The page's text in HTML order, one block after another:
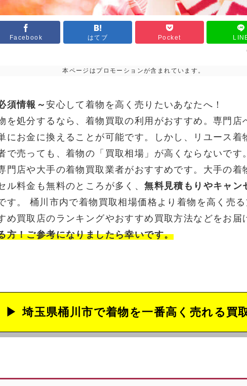
Facebook はてブ Pocket
本ページはプロモーションが含まれています。
須情報～安心して着物を高く売りたいあなたへ！
を処分するなら、着物買取の利用がおすすめ。専門店
にお金に換えることが可能です。しかし、リユース着
で売っても、着物の「買取相場」が高くならないです
門店や大手の着物買取業者がおすすめです。大手の着
ル料金も無料のところが多く、無料見積もりやキャン
す。 桶川市内で着物買取相場価格より着物を高く売
め買取店のランキングやおすすめ買取方法などをお届
方！ご参考になりましたら幸いです。
埼玉県桶川市で着物を一番高く売れる買